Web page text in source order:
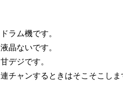
ドラム機です。
液晶ないです。
甘デジです。
連チャンするときはそこそこしま